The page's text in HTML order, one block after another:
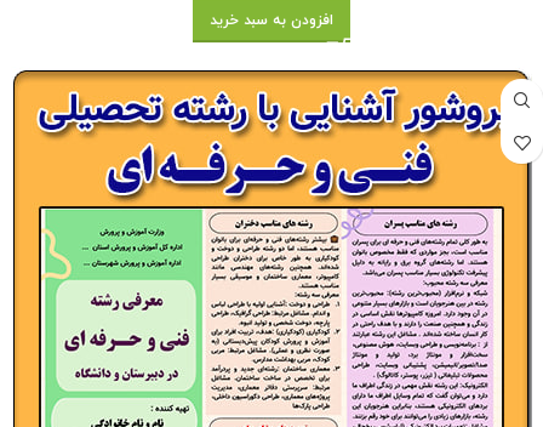
افزودن به سبد خرید